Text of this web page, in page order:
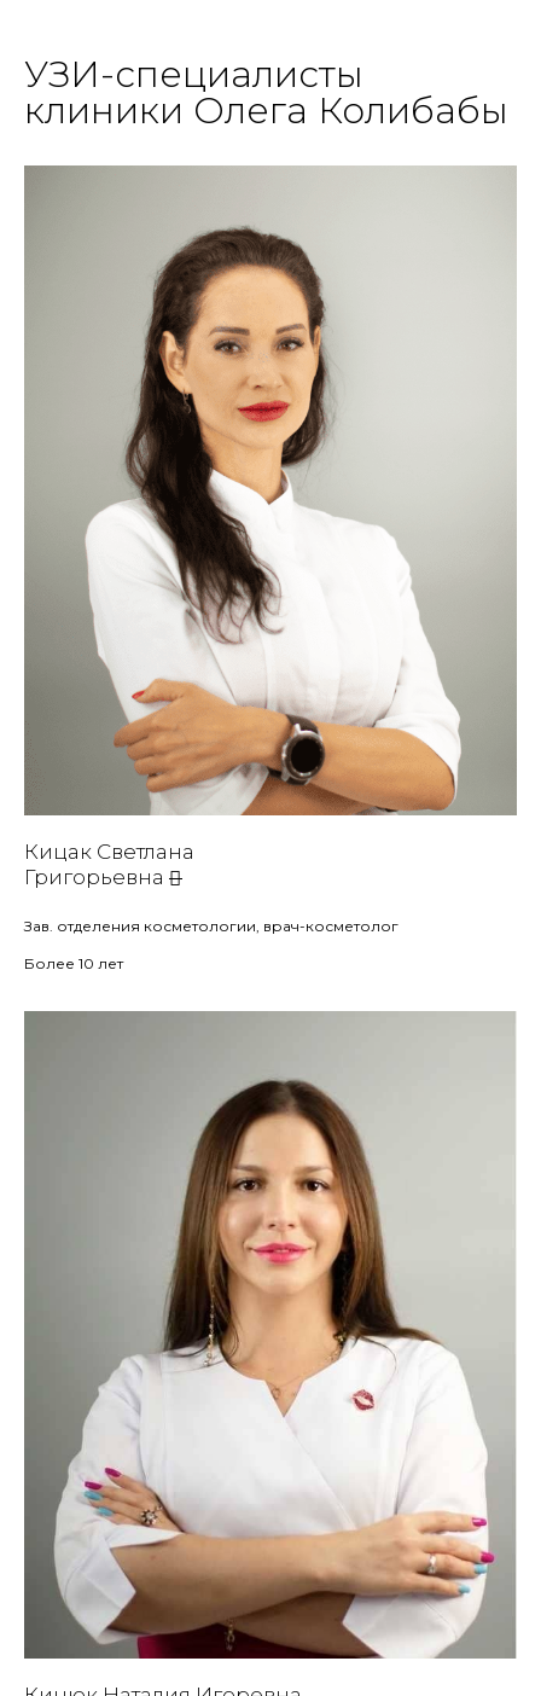
УЗИ-специалисты
клиники Олега Колибабы
Кицак Светлана
Григорьевна
Зав. отделения косметологии, врач-косметолог
Более 10 лет